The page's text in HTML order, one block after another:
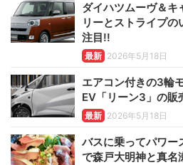
ダイハツムーヴ＆キ
リーとストライプ
注目!!
最新 2026年5月18日
エアコン付きの3輪
EV「リーン3」の販
最新 2026年5月18日
バスに乗ってパワ
で森戸大明神と真名